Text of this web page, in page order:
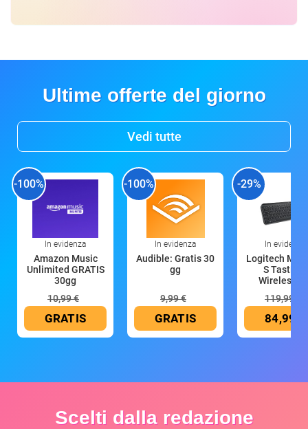
Ultime offerte del giorno
Vedi tutte
-100%
In evidenza
Amazon Music
Unlimited GRATIS
30gg
10,99 €
GRATIS
-100%
In evidenza
Audible: Gratis 30
gg
9,99 €
GRATIS
-29%
In evidenza
Logitech MX
S Tastiera
Wireless
119,99 €
84,99 €
Scelti dalla redazione